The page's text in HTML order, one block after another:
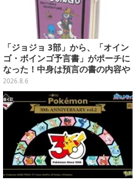
「ジョジョ 3部」から、「オイン
ゴ・ボインゴ予言書」がポーチに
なった！中身は預言の書の内容や
アニメ総柄デザインをプリント
2026.8.6